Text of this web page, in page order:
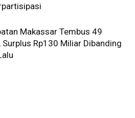
Makassar Tembus 49
Surplus Rp130 Miliar Dibanding